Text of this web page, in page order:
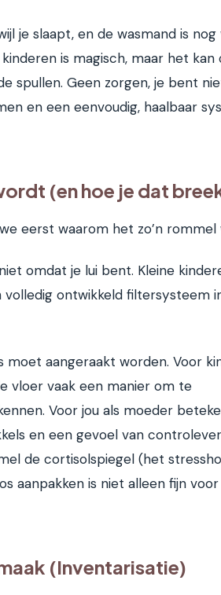
je slaapt, en de wasmand is nog
is magisch, maar het kan
spullen. Geen zorgen, je bent
en een eenvoudig, haalbaar
(en hoe je dat
eerst waarom het zo’n rommel
omdat je lui bent. Kleine
ontwikkeld filtersysteem
moet aangeraakt worden. Voor
vloer vaak een manier om te
Voor jou als moeder
en een gevoel van
de cortisolspiegel (het
aanpakken is niet alleen fijn
(Inventarisatie)